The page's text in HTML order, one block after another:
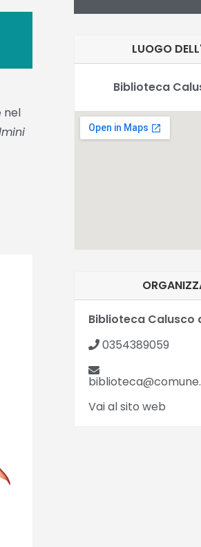
nel
LUOGO
Biblioteca
Biblioteca Calusco
0354389059
Vai al sito web